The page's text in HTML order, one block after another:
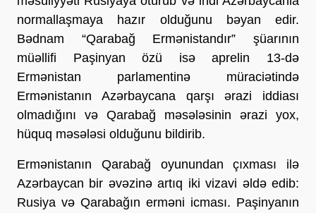
normallaşmaya hazır olduğunu bəyan edir.
Bədnam “Qarabağ Ermənistandır” şüarının
müəllifi Paşinyan özü isə aprelin 13-də
Ermənistan parlamentinə müraciətində
Ermənistanın Azərbaycana qarşı ərazi iddiası
olmadığını və Qarabağ məsələsinin ərazi yox,
hüquq məsələsi olduğunu bildirib.
Ermənistanın Qarabağ oyunundan çıxması ilə
Azərbaycan bir əvəzinə artıq iki vizavi əldə edib:
Rusiya və Qarabağın erməni icması. Paşinyanın